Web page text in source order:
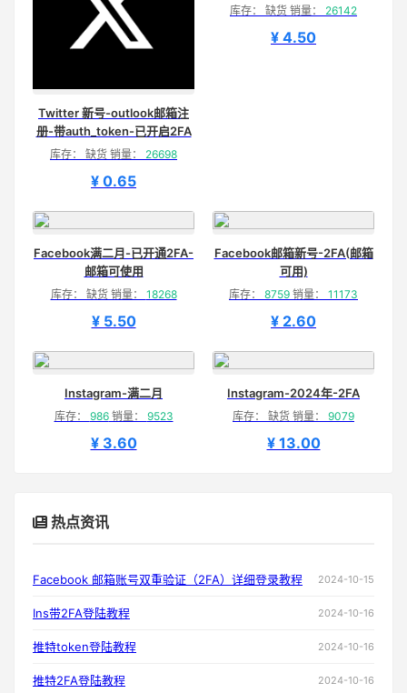
Twitter 新号-outlook邮箱注
册-带auth_token-已开启2FA
库存： 缺货 销量： 26698
¥ 0.65
库存： 缺货 销量： 26142
¥ 4.50
Facebook满二月-已开通2FA-
邮箱可使用
库存： 缺货 销量： 18268
¥ 5.50
Facebook邮箱新号-2FA(邮箱
可用)
库存： 8759 销量： 11173
¥ 2.60
Instagram-满二月
库存： 986销量： 9523
¥ 3.60
Instagram-2024年-2FA
库存： 缺货 销量： 9079
¥ 13.00
热点资讯
Facebook 邮箱账号双重验证（2FA）详细登录教程 2024-10-15
Ins带2FA登陆教程 2024-10-16
推特token登陆教程 2024-10-16
推特2FA登陆教程 2024-10-16